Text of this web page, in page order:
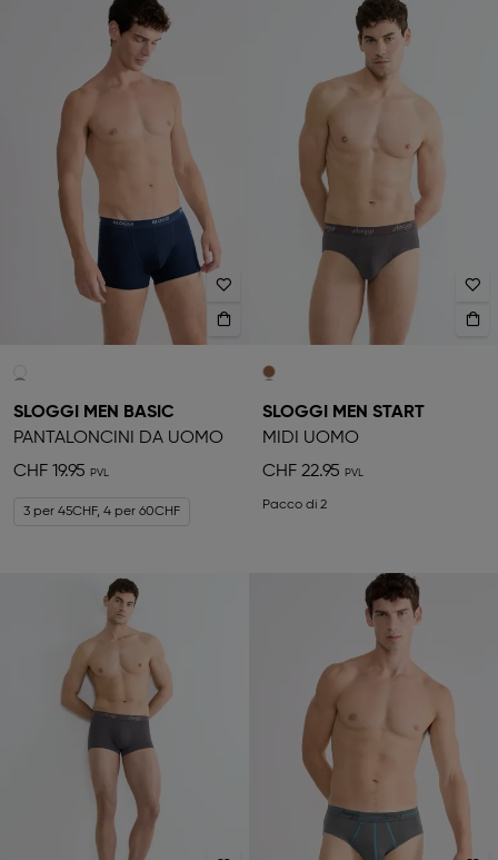
SLOGGI MEN BASIC
PANTALONCINI DA UOMO
CHF 19.95
3 per 45CHF, 4 per 60CHF
SLOGGI MEN START
MIDI UOMO
CHF 22.95
Pacco di 2